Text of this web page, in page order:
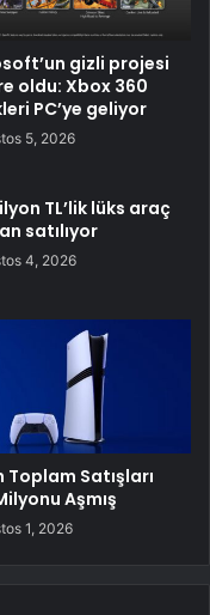
gizli projesi
oldu: Xbox 360
PC’ye geliyor
5, 2026
TL’lik lüks araç
satılıyor
4, 2026
Toplam Satışları
Aşmış
1, 2026